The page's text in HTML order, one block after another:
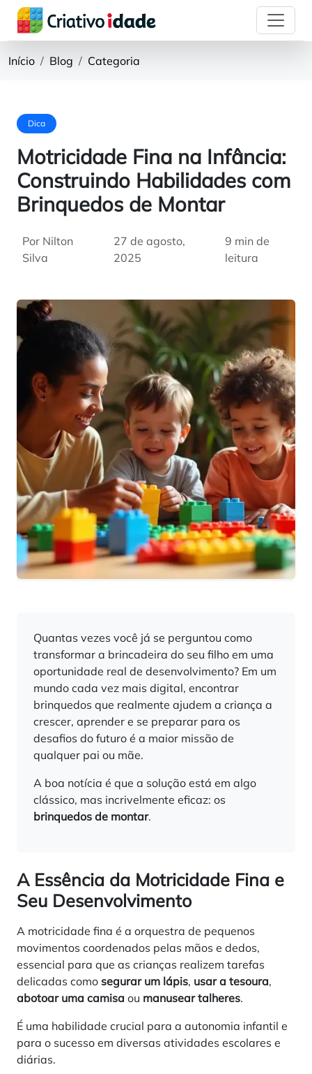
Início Blog Categoria
Dica
Motricidade Fina na Infância:
Construindo Habilidades com
Brinquedos de Montar
Por Nilton
Silva
27 de agosto,
2025
9 min de
leitura
Quantas vezes você já se perguntou como
transformar a brincadeira do seu filho em uma
oportunidade real de desenvolvimento? Em um
mundo cada vez mais digital, encontrar
brinquedos que realmente ajudem a criança a
crescer, aprender e se preparar para os
desafios do futuro é a maior missão de
qualquer pai ou mãe.
A boa notícia é que a solução está em algo
clássico, mas incrivelmente eficaz: os
brinquedos de montar.
A Essência da Motricidade Fina e
Seu Desenvolvimento
A motricidade fina é a orquestra de pequenos
movimentos coordenados pelas mãos e dedos,
essencial para que as crianças realizem tarefas
delicadas como segurar um lápis, usar a tesoura,
abotoar uma camisa ou manusear talheres.
É uma habilidade crucial para a autonomia infantil e
para o sucesso em diversas atividades escolares e
diárias.